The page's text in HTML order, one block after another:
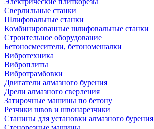
Сверлильные станки
Шлифовальные станки
Комбинированные шлифовальные станки
Строительное оборудование
Бетоносмесители, бетономешалки
Вибротехника
Виброплиты
Вибротрамбовки
Двигатели алмазного бурения
Дрели алмазного сверления
Затирочные машины по бетону
Резчики швов и швонарезчики
Станины для установки алмазного бурения